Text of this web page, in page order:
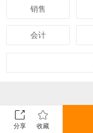
销售
会计
设计
分享 收藏